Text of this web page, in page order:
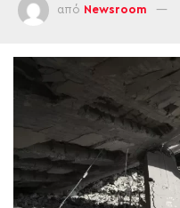
από Newsroom